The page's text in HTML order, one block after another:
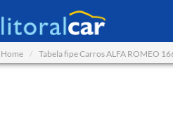
Home Tabela fipe Carros ALFA ROMEO